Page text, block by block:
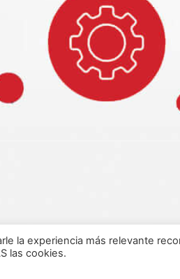
la experiencia más relevante
las cookies.